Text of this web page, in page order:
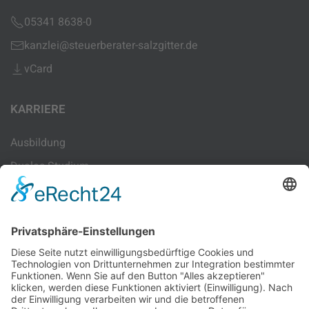
05341 8638-0
kanzlei@steuerberater-salzgitter.de
vCard
KARRIERE
Ausbildung
Duales Studium
Sachbearbeitung
INFORMATIONEN
Newsletteranmeldung